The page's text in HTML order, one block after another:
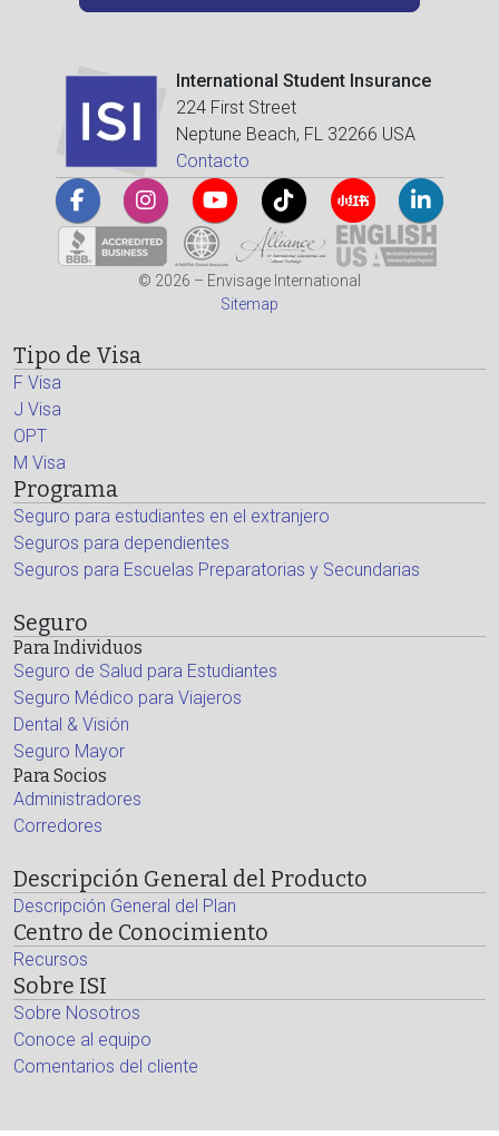
International Student Insurance
224 First Street
Neptune Beach, FL 32266 USA
Contacto
© 2026 – Envisage International
Sitemap
Tipo de Visa
F Visa
J Visa
OPT
M Visa
Programa
Seguro para estudiantes en el extranjero
Seguros para dependientes
Seguros para Escuelas Preparatorias y Secundarias
Seguro
Para Individuos
Seguro de Salud para Estudiantes
Seguro Médico para Viajeros
Dental & Visión
Seguro Mayor
Para Socios
Administradores
Corredores
Descripción General del Producto
Descripción General del Plan
Centro de Conocimiento
Recursos
Sobre ISI
Sobre Nosotros
Conoce al equipo
Comentarios del cliente